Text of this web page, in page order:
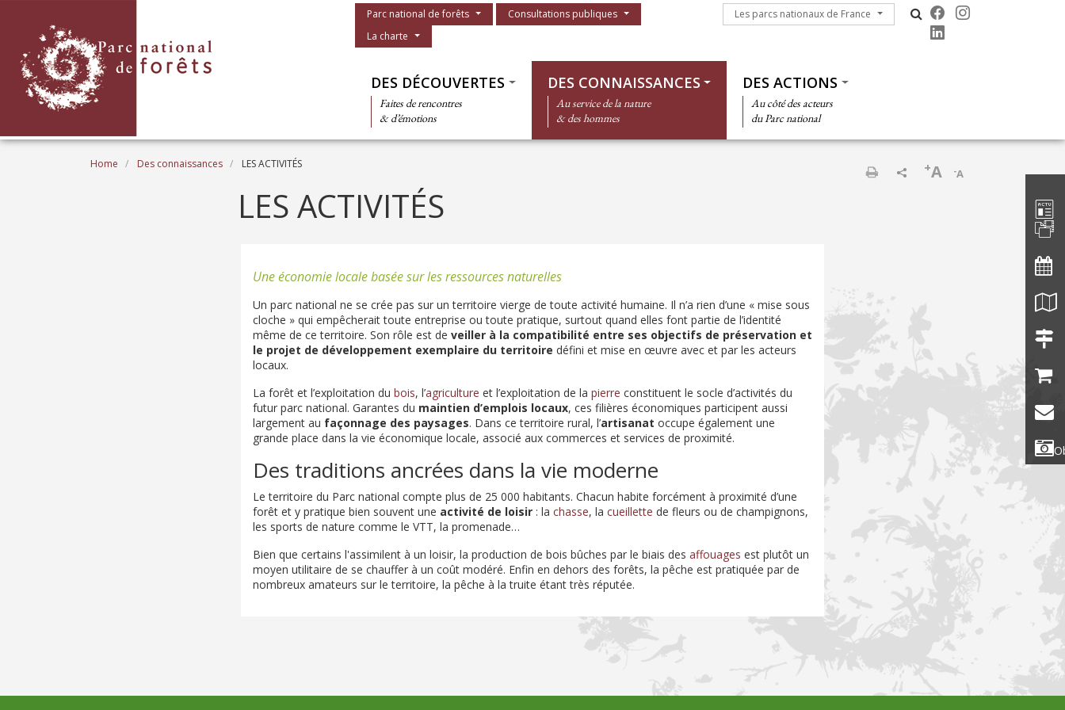
Menu du parc
Parc national de forêts
Consultations publiques
La charte
Les parcs nationaux de France
Les parcs nationaux de France
DES DÉCOUVERTES
Faites de rencontres
& d’émotions
DES CONNAISSANCES
Au service de la nature
& des hommes
DES ACTIONS
Au côté des acteurs
du Parc national
Breadcrumb
Home Des connaissances LES ACTIVITÉS
-A
+A
LES ACTIVITÉS
Une économie locale basée sur les ressources naturelles
Un parc national ne se crée pas sur un territoire vierge de toute activité humaine. Il n’a rien d’une « mise sous
cloche » qui empêcherait toute entreprise ou toute pratique, surtout quand elles font partie de l’identité
même de ce territoire. Son rôle est de veiller à la compatibilité entre ses objectifs de préservation et
le projet de développement exemplaire du territoire défini et mise en œuvre avec et par les acteurs
locaux.
La forêt et l’exploitation du bois, l’agriculture et l’exploitation de la pierre constituent le socle d’activités du
futur parc national. Garantes du maintien d’emplois locaux, ces filières économiques participent aussi
largement au façonnage des paysages. Dans ce territoire rural, l’artisanat occupe également une
grande place dans la vie économique locale, associé aux commerces et services de proximité.
Des traditions ancrées dans la vie moderne
Le territoire du Parc national compte plus de 25 000 habitants. Chacun habite forcément à proximité d’une
forêt et y pratique bien souvent une activité de loisir : la chasse, la cueillette de fleurs ou de champignons,
les sports de nature comme le VTT, la promenade…
Bien que certains l'assimilent à un loisir, la production de bois bûches par le biais des affouages est plutôt un
moyen utilitaire de se chauffer à un coût modéré. Enfin en dehors des forêts, la pêche est pratiquée par de
nombreux amateurs sur le territoire, la pêche à la truite étant très réputée.